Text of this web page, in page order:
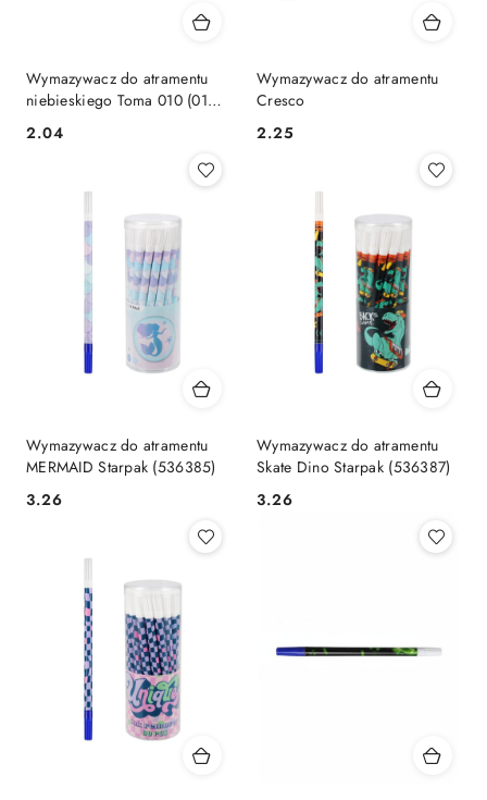
Wymazywacz do atramentu
niebieskiego Toma 010 (010
Cena:
2.04
Wymazywacz do atramentu
Cresco
Cena:
2.25
Wymazywacz do atramentu
MERMAID Starpak (536385)
Cena:
3.26
Wymazywacz do atramentu
Skate Dino Starpak (536387)
Cena:
3.26